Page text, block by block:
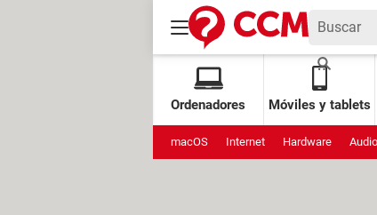
Ordenadores Móviles y tablets
macOS Internet Hardware Audio